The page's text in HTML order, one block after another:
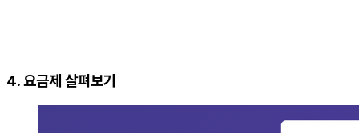
4. 요금제 살펴보기